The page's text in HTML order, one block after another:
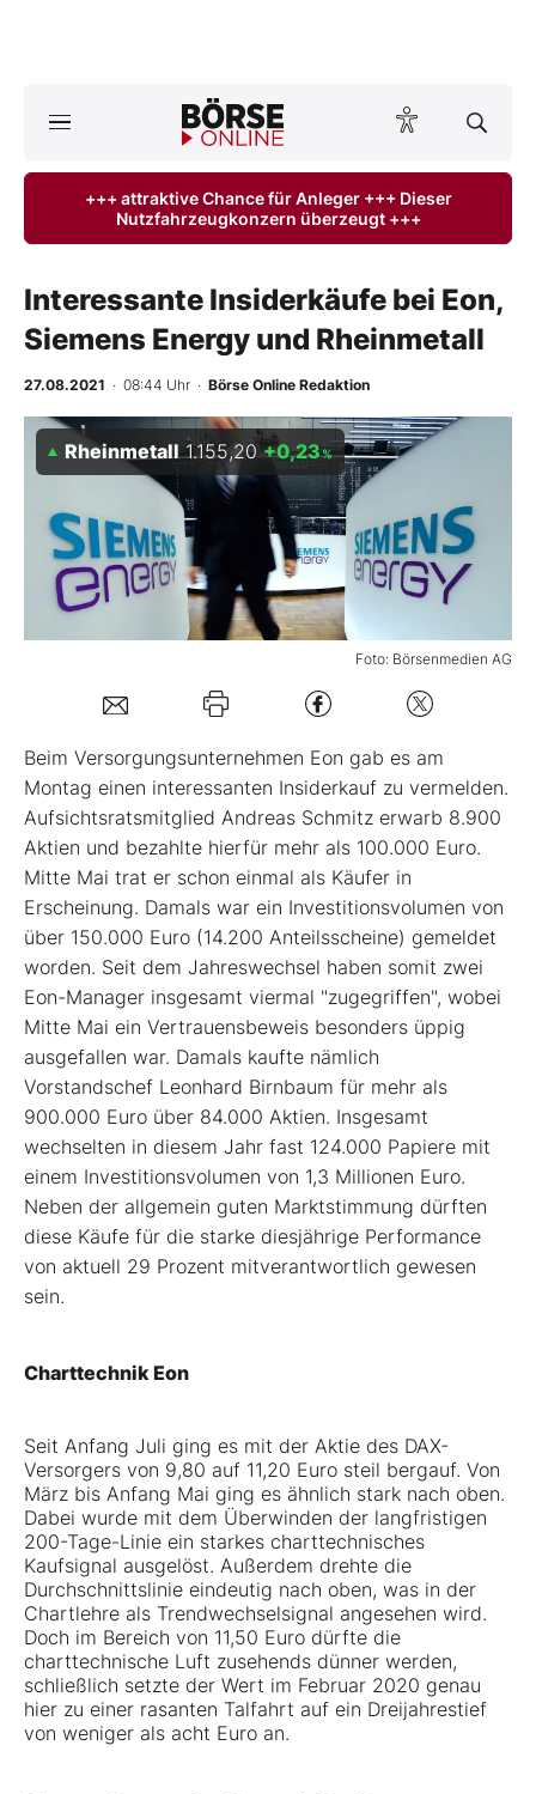
ktuelle Ausgabe BÖRSE ONLINE lesen
Finanz-Check
BO-Musterdepots
Experten
Mein B:O
Kontakt
+++ attraktive Chance für Anleger +++ Dieser
Nutzfahrzeugkonzern überzeugt +++
Interessante Insiderkäufe bei Eon,
Siemens Energy und Rheinmetall
27.08.2021 · 08:44 Uhr · Börse Online Redaktion
Foto: Börsenmedien AG
Rheinmetall 1.155,20 +0,23%
Beim Versorgungsunternehmen Eon gab es am
Montag einen interessanten Insiderkauf zu vermelden.
Aufsichtsratsmitglied Andreas Schmitz erwarb 8.900
Aktien und bezahlte hierfür mehr als 100.000 Euro.
Mitte Mai trat er schon einmal als Käufer in
Erscheinung. Damals war ein Investitionsvolumen von
über 150.000 Euro (14.200 Anteilsscheine) gemeldet
worden. Seit dem Jahreswechsel haben somit zwei
Eon-Manager insgesamt viermal "zugegriffen", wobei
Mitte Mai ein Vertrauensbeweis besonders üppig
ausgefallen war. Damals kaufte nämlich
Vorstandschef Leonhard Birnbaum für mehr als
900.000 Euro über 84.000 Aktien. Insgesamt
wechselten in diesem Jahr fast 124.000 Papiere mit
einem Investitionsvolumen von 1,3 Millionen Euro.
Neben der allgemein guten Marktstimmung dürften
diese Käufe für die starke diesjährige Performance
von aktuell 29 Prozent mitverantwortlich gewesen
sein.
Charttechnik Eon
Seit Anfang Juli ging es mit der Aktie des DAX-
Versorgers von 9,80 auf 11,20 Euro steil bergauf. Von
März bis Anfang Mai ging es ähnlich stark nach oben.
Dabei wurde mit dem Überwinden der langfristigen
200-Tage-Linie ein starkes charttechnisches
Kaufsignal ausgelöst. Außerdem drehte die
Durchschnittslinie eindeutig nach oben, was in der
Chartlehre als Trendwechselsignal angesehen wird.
Doch im Bereich von 11,50 Euro dürfte die
charttechnische Luft zusehends dünner werden,
schließlich setzte der Wert im Februar 2020 genau
hier zu einer rasanten Talfahrt auf ein Dreijahrestief
von weniger als acht Euro an.